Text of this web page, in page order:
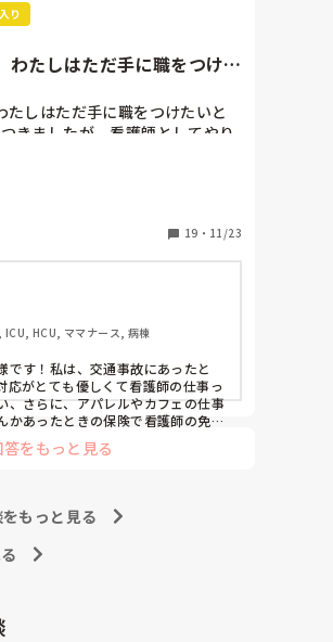
り
わたしはただ手に職をつけた
たしはただ手に職をつけたいと
きましたが、看護師としてやり
えたことがなく、ただ言われた
して続けてしまっています。
きっかけで看護師を目指した
たりしますか？
考えながら仕事してるのも変です
19 ・ 11/23
ICU, HCU, ママナース, 病棟
です！私は、交通事故にあったと
応がとても優しくて看護師の仕事っ
、さらに、アパレルやカフェの仕事
かあったときの保険で看護師の免許
で養護教諭と保健師もとりました笑
ません。スタバで働きたいです！笑
答をもっと見る
もっと見る